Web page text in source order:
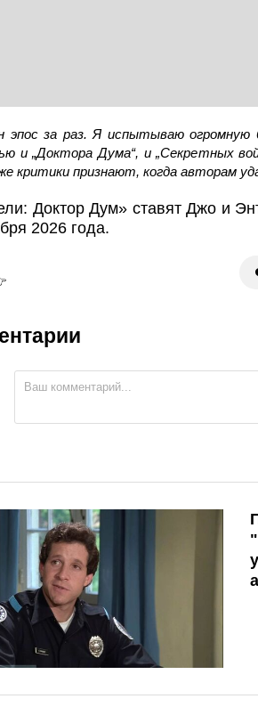
эпос за раз. Я испытываю огромную
и „Доктора Дума“, и „Секретных
критики признают, когда авторам
Доктор Дум» ставят Джо и
2026 года.